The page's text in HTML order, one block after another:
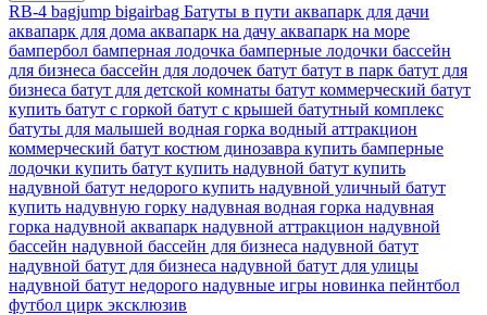
RB-4 bagjump bigairbag Батуты в пути аквапарк для дачи
аквапарк для дома аквапарк на дачу аквапарк на море
бампербол бамперная лодочка бамперные лодочки бассейн
для бизнеса бассейн для лодочек батут батут в парк батут для
бизнеса батут для детской комнаты батут коммерческий батут
купить батут с горкой батут с крышей батутный комплекс
батуты для малышей водная горка водный аттракцион
коммерческий батут костюм динозавра купить бамперные
лодочки купить батут купить надувной батут купить
надувной батут недорого купить надувной уличный батут
купить надувную горку надувная водная горка надувная
горка надувной аквапарк надувной аттракцион надувной
бассейн надувной бассейн для бизнеса надувной батут
надувной батут для бизнеса надувной батут для улицы
надувной батут недорого надувные игры новинка пейнтбол
футбол цирк эксклюзив